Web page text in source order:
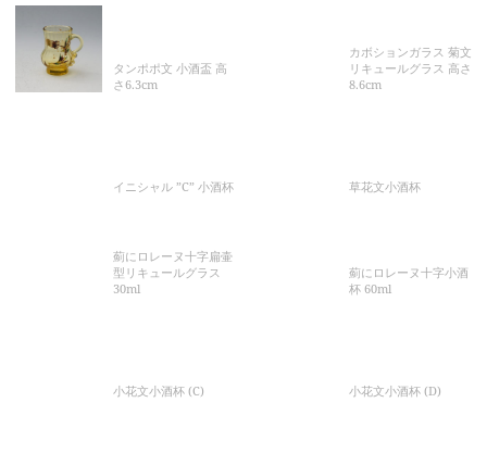
タンポポ文 小酒盃 高
さ6.3cm
カボションガラス 菊文
リキュールグラス 高さ
8.6cm
イニシャル ”C” 小酒杯 草花文小酒杯
薊にロレーヌ十字扁壷
型リキュールグラス
30ml
薊にロレーヌ十字小酒
杯 60ml
小花文小酒杯 (C) 小花文小酒杯 (D)